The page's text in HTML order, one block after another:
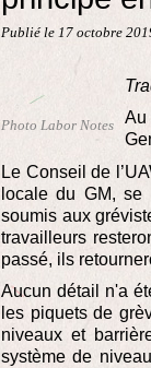
Publié le 17 octobre
Photo Labor Notes
Au
Le Conseil de
locale du GM,
soumis aux
travailleurs
passé, ils
Aucun détail n'a
les piquets de
niveaux et
système de